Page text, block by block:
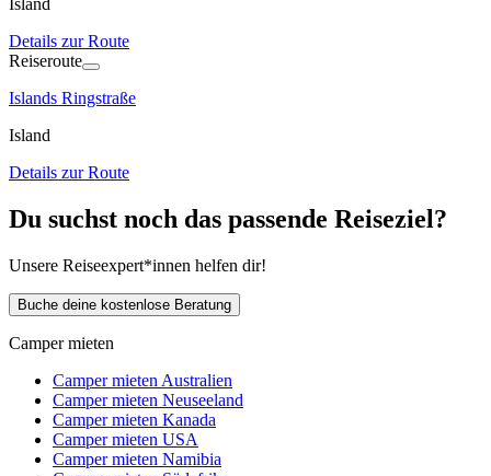
Island
Details zur Route
Reiseroute
Islands Ringstraße
Island
Details zur Route
Du suchst noch das passende Reiseziel?
Unsere Reiseexpert*innen helfen dir!
Buche deine kostenlose Beratung
Camper mieten
Camper mieten Australien
Camper mieten Neuseeland
Camper mieten Kanada
Camper mieten USA
Camper mieten Namibia